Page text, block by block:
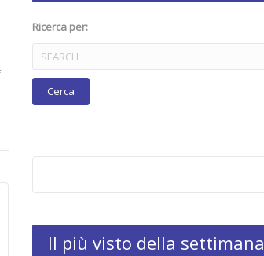
Ricerca per:
Il più visto della settimana